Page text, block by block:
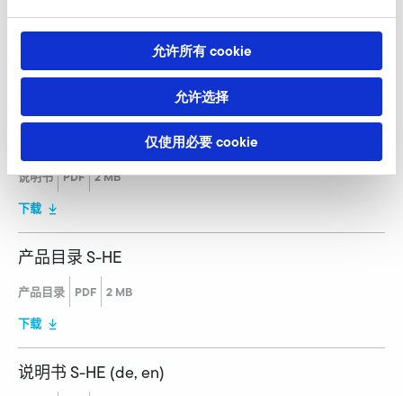
允许所有 cookie
允许选择
仅使用必要 cookie
说明书 S-HE (de, en)
说明书 PDF 2 MB
下载
产品目录 S-HE
产品目录 PDF 2 MB
下载
说明书 S-HE (de, en)